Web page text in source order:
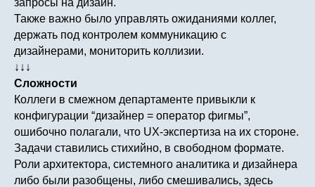
запросы на дизайн.
Также важно было управлять ожиданиями коллег,
держать под контролем коммуникацию с
дизайнерами, мониторить коллизии.
↓↓↓
Сложности
Коллеги в смежном департаменте привыкли к
конфигурации “дизайнер = оператор фигмы”,
ошибочно полагали, что UX-экспертиза на их стороне.
Задачи ставились стихийно, в свободном формате.
Роли архитектора, системного аналитика и дизайнера
либо были разобщены, либо смешивались, здесь